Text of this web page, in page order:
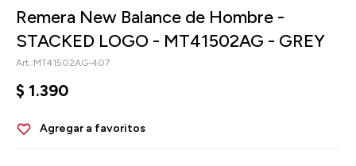
Remera New Balance de Hombre -
STACKED LOGO - MT41502AG - GREY
MT41502AG-407
$ 1.390